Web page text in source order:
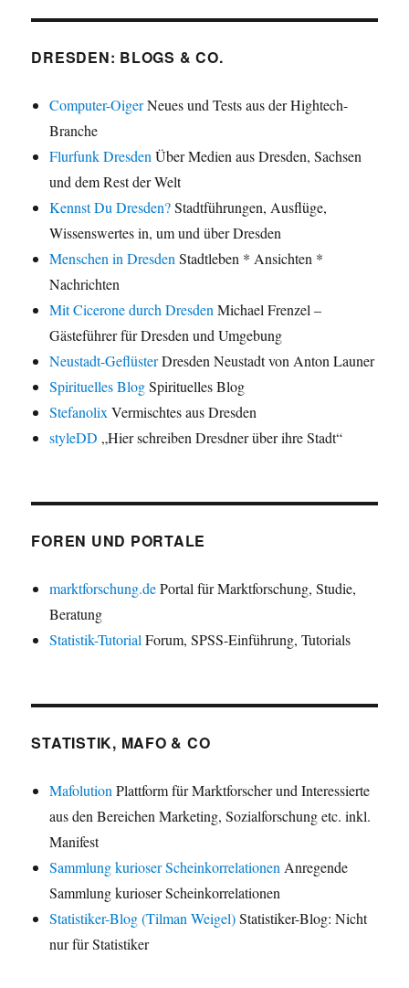
DRESDEN: BLOGS & CO.
Computer-OigerNeues und Tests aus der Hightech-
Branche
Flurfunk Dresden Über Medien aus Dresden, Sachsen
und dem Rest der Welt
Kennst Du Dresden?Stadtführungen, Ausflüge,
Wissenswertes in, um und über Dresden
Menschen in Dresden Stadtleben * Ansichten *
Nachrichten
Mit Cicerone durch Dresden Michael Frenzel –
Gästeführer für Dresden und Umgebung
Neustadt-GeflüsterDresden Neustadt von Anton Launer
Spirituelles BlogSpirituelles Blog
Stefanolix Vermischtes aus Dresden
styleDD „Hier schreiben Dresdner über ihre Stadt“
FOREN UND PORTALE
marktforschung.dePortal für Marktforschung, Studie,
Beratung
Statistik-Tutorial Forum, SPSS-Einführung, Tutorials
STATISTIK, MAFO & CO
Mafolution Plattform für Marktforscher und Interessierte
aus den Bereichen Marketing, Sozialforschung etc. inkl.
Manifest
Sammlung kurioser Scheinkorrelationen Anregende
Sammlung kurioser Scheinkorrelationen
Statistiker-Blog (Tilman Weigel)Statistiker-Blog: Nicht
nur für Statistiker